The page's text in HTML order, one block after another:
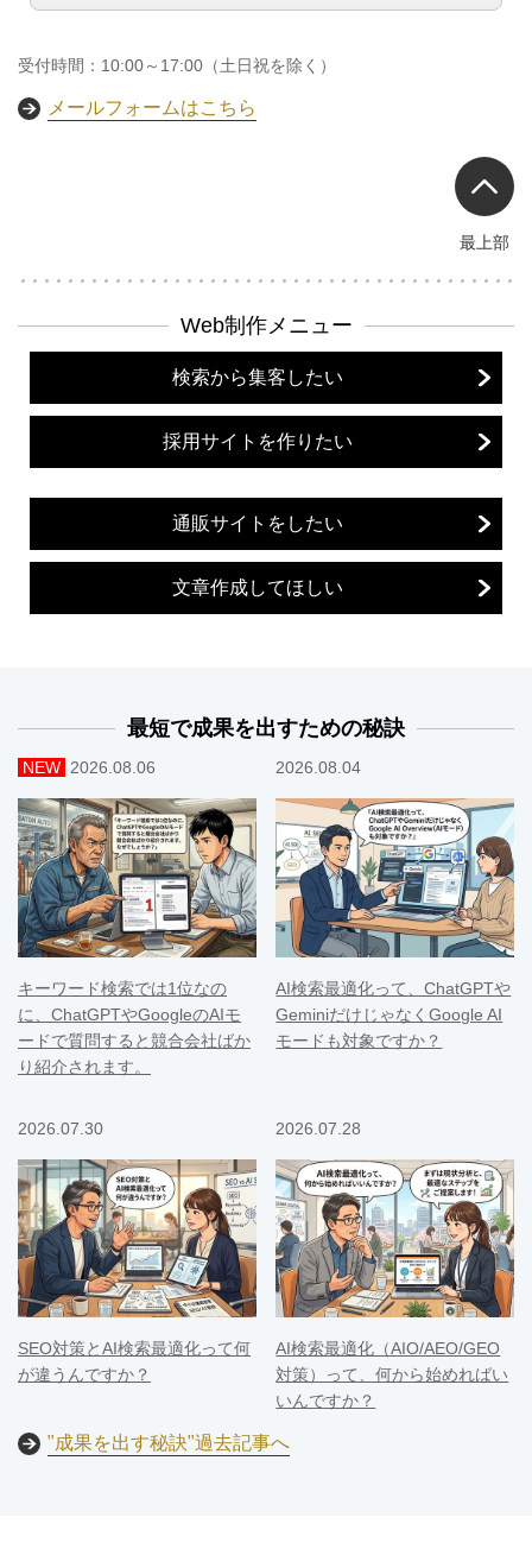
受付時間：10:00～17:00（土日祝を除く）
メールフォームはこちら
最上部
Web制作メニュー
検索から集客したい
採用サイトを作りたい
通販サイトをしたい
文章作成してほしい
最短で成果を出すための秘訣
NEW 2026.08.06
キーワード検索では1位なの
に、ChatGPTやGoogleのAIモ
ードで質問すると競合会社ばか
り紹介されます。
2026.08.04
AI検索最適化って、ChatGPTや
GeminiだけじゃなくGoogle AI
モードも対象ですか？
2026.07.30
SEO対策とAI検索最適化って何
が違うんですか？
2026.07.28
AI検索最適化（AIO/AEO/GEO
対策）って、何から始めればい
いんですか？
"成果を出す秘訣"過去記事へ